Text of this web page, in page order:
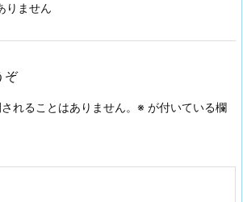
りません
ぞ
れることはありません。 ※ が付いている欄